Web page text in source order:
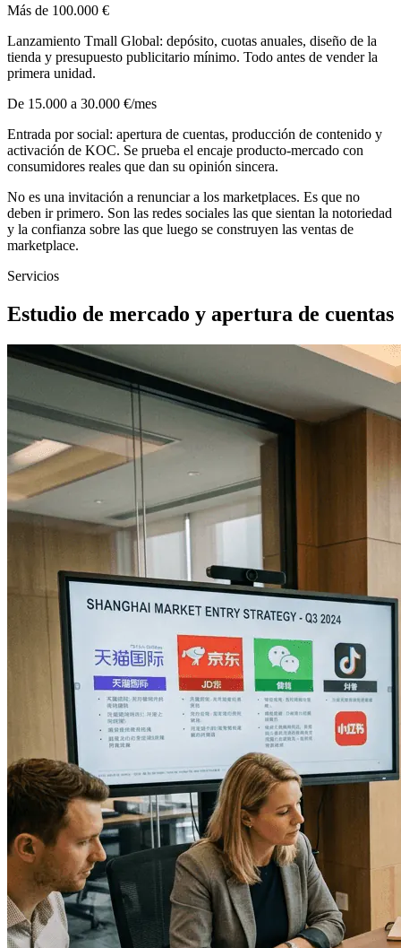
Más de 100.000 €
Lanzamiento Tmall Global: depósito, cuotas anuales, diseño de la
tienda y presupuesto publicitario mínimo. Todo antes de vender la
primera unidad.
De 15.000 a 30.000 €/mes
Entrada por social: apertura de cuentas, producción de contenido y
activación de KOC. Se prueba el encaje producto-mercado con
consumidores reales que dan su opinión sincera.
No es una invitación a renunciar a los marketplaces. Es que no
deben ir primero. Son las redes sociales las que sientan la notoriedad
y la confianza sobre las que luego se construyen las ventas de
marketplace.
Servicios
Estudio de mercado y apertura de cuentas